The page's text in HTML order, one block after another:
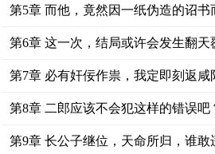
第5章 而他，竟然因一纸伪造的诏书
第6章 这一次，结局或许会发生翻天
第7章 必有奸佞作祟，我定即刻返咸
第8章 二郎应该不会犯这样的错误吧
第9章 长公子继位，天命所归，谁敢